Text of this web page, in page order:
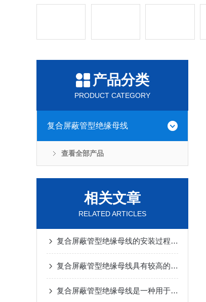
产品分类
PRODUCT CATEGORY
复合屏蔽管型绝缘母线
查看全部产品
相关文章
RELATED ARTICLES
复合屏蔽管型绝缘母线的安装过程相对简单
复合屏蔽管型绝缘母线具有较高的绝缘性能和热稳定性
复合屏蔽管型绝缘母线是一种用于电力传输的重要设备